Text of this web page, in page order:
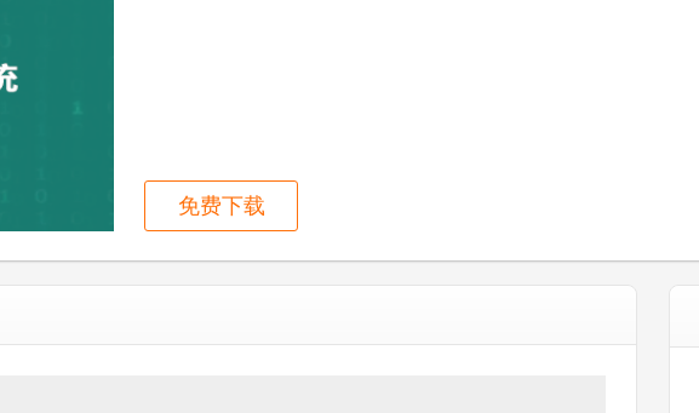
免费下载